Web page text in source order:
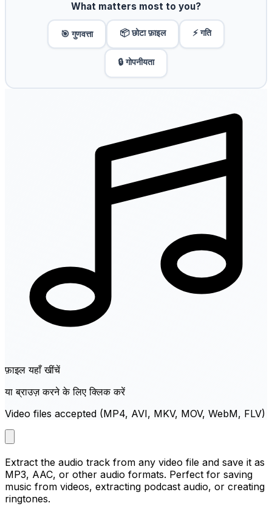
What matters most to you?
🎯 गुणवत्ता 📦 छोटा फ़ाइल ⚡ गति
🔒 गोपनीयता
फ़ाइल यहाँ खींचें
या ब्राउज़ करने के लिए क्लिक करें
Video files accepted (MP4, AVI, MKV, MOV, WebM, FLV)
Extract the audio track from any video file and save it as
MP3, AAC, or other audio formats. Perfect for saving
music from videos, extracting podcast audio, or creating
ringtones.